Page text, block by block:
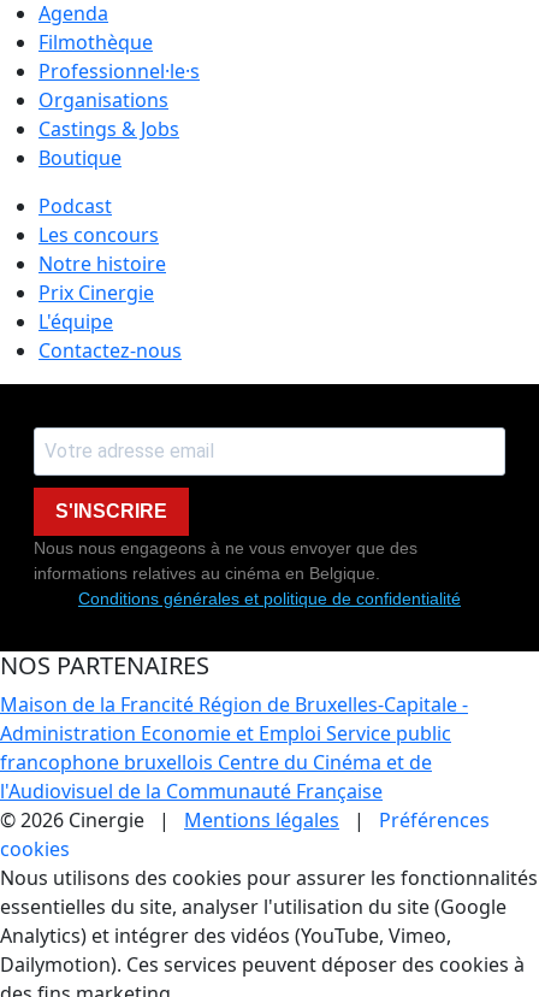
Agenda
Filmothèque
Professionnel·le·s
Organisations
Castings & Jobs
Boutique
Podcast
Les concours
Notre histoire
Prix Cinergie
L'équipe
Contactez-nous
S'INSCRIRE
Nous nous engageons à ne vous envoyer que des
informations relatives au cinéma en Belgique.
Conditions générales et politique de confidentialité
NOS PARTENAIRES
Maison de la Francité Région de Bruxelles-Capitale -
Administration Economie et Emploi Service public
francophone bruxellois Centre du Cinéma et de
l'Audiovisuel de la Communauté Française
© 2026 Cinergie | Mentions légales | Préférences
cookies
Gestion des Cookies
Nous utilisons des cookies pour assurer les fonctionnalités
essentielles du site, analyser l'utilisation du site (Google
Analytics) et intégrer des vidéos (YouTube, Vimeo,
Dailymotion). Ces services peuvent déposer des cookies à